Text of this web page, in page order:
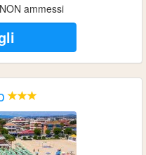
NON ammessi